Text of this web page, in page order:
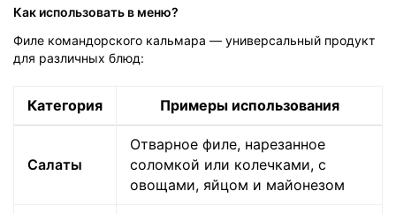
Как использовать в меню?
Филе командорского кальмара — универсальный продукт
для различных блюд:
Категория Примеры использования
Салаты
Отварное филе, нарезанное
соломкой или колечками, с
овощами, яйцом и майонезом